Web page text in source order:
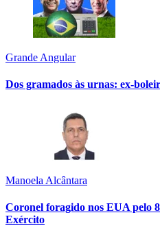
Grande Angular
Dos gramados às urnas: ex-
Manoela Alcântara
Coronel foragido nos EUA pelo
Exército